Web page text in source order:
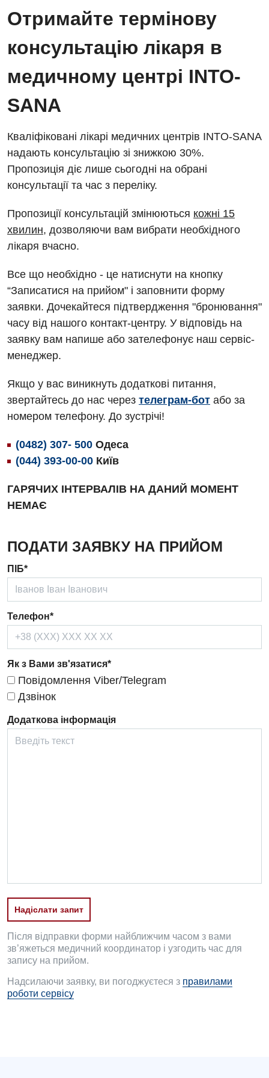
Енциклопедія
Програма лояльності
Діагностичне відділення
Ендоскопічне відділення
Інструментальна діагностика
Мамографія
Нейросонографія
Рентгенографія
УЗД
Для дорослих
Акушерство і гінекологія
Алергологія, імунологія
Андрологія
Безоплатні послуги
Відділення інтенсивної терапії
Відділення кардіосудинної патології та неврології
Відділення невідкладних станів
Гастроентерологія
Гематологія
Дієтологія
Кардіологія
Мамологія
Медична психологія
Неврологія
Пульмонологія
Ревматологія
Судинна хірургія
Терапія
Відділ госпіталізації
Відділення невідкладних станів
Відділення інтенсивної терапії
Гінекологічне відділення
Денний стаціонар
Діагностичне відділення
Ендоскопічне відділення
Офтальмологічне відділення
Педіатричне відділення
Терапевтичне відділення
Травматологічне відділення
Урологічне відділення
Хірургічне відділення
Декларування
Лікування гострого інфаркту
Національний скринінг здоров’я 40+
Російська
Отримайте термінову
консультацію лікаря в
медичному центрі INTO-
SANA
Кваліфіковані лікарі медичних центрів INTO-SANA
надають консультацію зі знижкою 30%.
Пропозиція діє лише сьогодні на обрані
консультації та час з переліку.
Пропозиції консультацій змінюються кожні 15
хвилин, дозволяючи вам вибрати необхідного
лікаря вчасно.
Все що необхідно - це натиснути на кнопку
“Записатися на прийом" і заповнити форму
заявки. Дочекайтеся підтвердження "бронювання"
часу від нашого контакт-центру. У відповідь на
заявку вам напише або зателефонує наш сервіс-
менеджер.
Якщо у вас виникнуть додаткові питання,
звертайтесь до нас через телеграм-бот або за
номером телефону. До зустрічі!
(0482) 307- 500 Одеса
(044) 393-00-00 Київ
ГАРЯЧИХ ІНТЕРВАЛІВ НА ДАНИЙ МОМЕНТ
НЕМАЄ
ПОДАТИ ЗАЯВКУ НА ПРИЙОМ
ПІБ*
Телефон*
Як з Вами зв'язатися*
Повідомлення Viber/Telegram
Дзвінок
Додаткова інформація
Надіслати запит
Після відправки форми найближчим часом з вами
зв’яжеться медичний координатор і узгодить час для
запису на прийом.
Надсилаючи заявку, ви погоджуєтеся з правилами
роботи сервісу